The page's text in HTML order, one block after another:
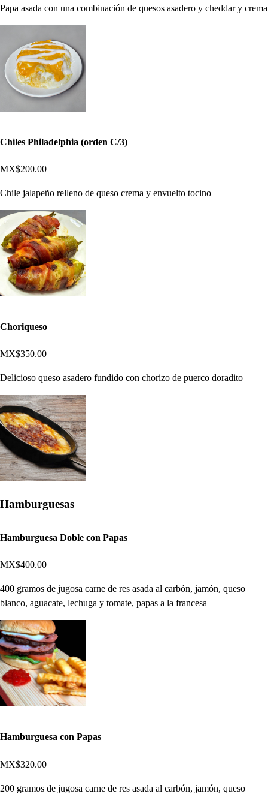
Papa asada con una combinación de quesos asadero y cheddar y crema
Chiles Philadelphia (orden C/3)
MX$200.00
Chile jalapeño relleno de queso crema y envuelto tocino
Choriqueso
MX$350.00
Delicioso queso asadero fundido con chorizo de puerco doradito
Hamburguesas
Hamburguesa Doble con Papas
MX$400.00
400 gramos de jugosa carne de res asada al carbón, jamón, queso
blanco, aguacate, lechuga y tomate, papas a la francesa
Hamburguesa con Papas
MX$320.00
200 gramos de jugosa carne de res asada al carbón, jamón, queso